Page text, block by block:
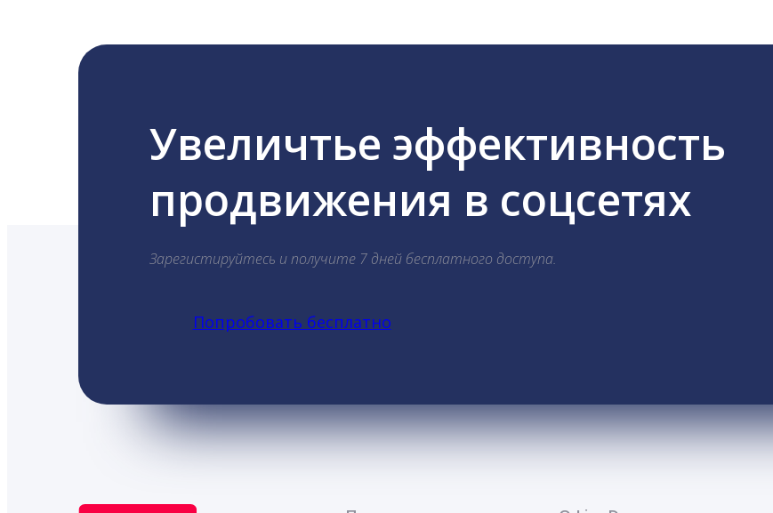
Увеличтье эффективность
продвижения в соцсетях
Зарегистируйтесь и получите 7 дней бесплатного доступа.
Попробовать бесплатно